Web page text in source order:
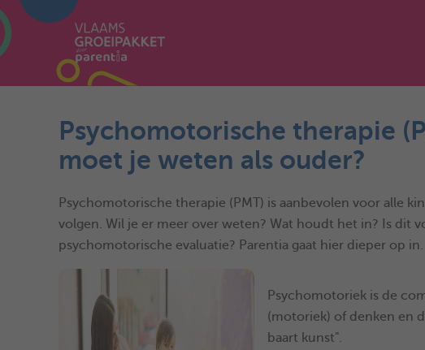
Psychomotorische therapie
moet je weten als ouder?
Psychomotorische therapie (PMT) is aanbevolen voor alle
volgen. Wil je er meer over weten? Wat houdt het in? Is dit
psychomotorische evaluatie? Parentia gaat hier dieper op in.
Psychomotoriek is de
(motoriek) of denken en
baart kunst".